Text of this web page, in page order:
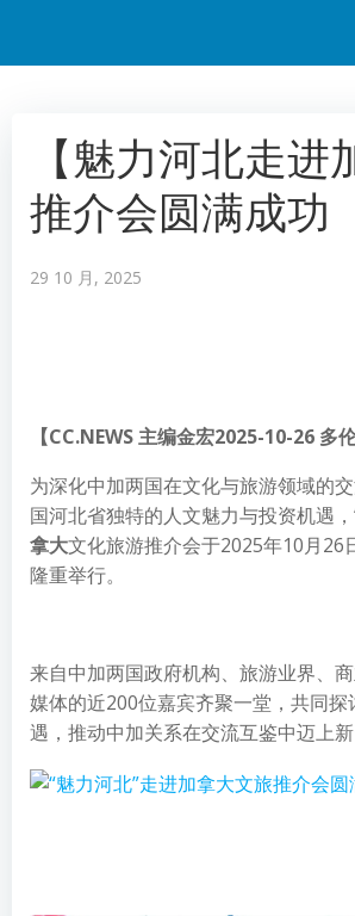
【魅力河北走进
推介会圆满成功
29 10 月, 2025
【CC.NEWS 主编金宏2025-10-26 多
为深化中加两国在文化与旅游领域的
国河北省独特的人文魅力与投资机遇，
拿大文化旅游推介会于2025年10月26
隆重举行。
来自中加两国政府机构、旅游业界、
媒体的近200位嘉宾齐聚一堂，共同
遇，推动中加关系在交流互鉴中迈上新